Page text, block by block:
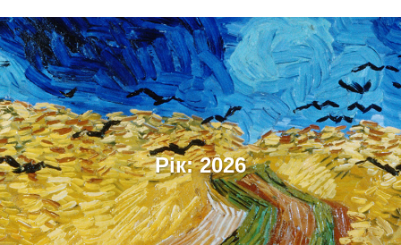
Рік:2026